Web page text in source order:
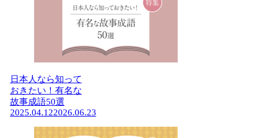
日本人なら知って
おきたい！有名な
故事成語50選
2025.04.122026.06.23